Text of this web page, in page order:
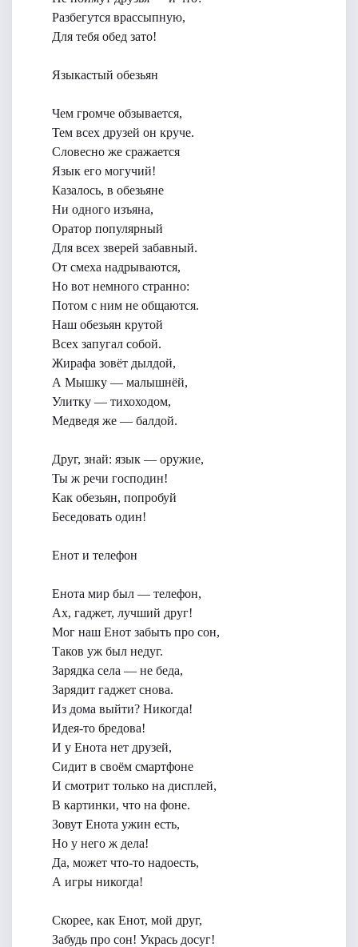
Разбегутся врассыпную,
Для тебя обед зато!
Языкастый обезьян
Чем громче обзывается,
Тем всех друзей он круче.
Словесно же сражается
Язык его могучий!
Казалось, в обезьяне
Ни одного изъяна,
Оратор популярный
Для всех зверей забавный.
От смеха надрываются,
Но вот немного странно:
Потом с ним не общаются.
Наш обезьян крутой
Всех запугал собой.
Жирафа зовёт дылдой,
А Мышку — малышнёй,
Улитку — тихоходом,
Медведя же — балдой.
Друг, знай: язык — оружие,
Ты ж речи господин!
Как обезьян, попробуй
Беседовать один!
Енот и телефон
Енота мир был — телефон,
Ах, гаджет, лучший друг!
Мог наш Енот забыть про сон,
Таков уж был недуг.
Зарядка села — не беда,
Зарядит гаджет снова.
Из дома выйти? Никогда!
Идея-то бредова!
И у Енота нет друзей,
Сидит в своём смартфоне
И смотрит только на дисплей,
В картинки, что на фоне.
Зовут Енота ужин есть,
Но у него ж дела!
Да, может что-то надоесть,
А игры никогда!
Скорее, как Енот, мой друг,
Забудь про сон! Укрась досуг!